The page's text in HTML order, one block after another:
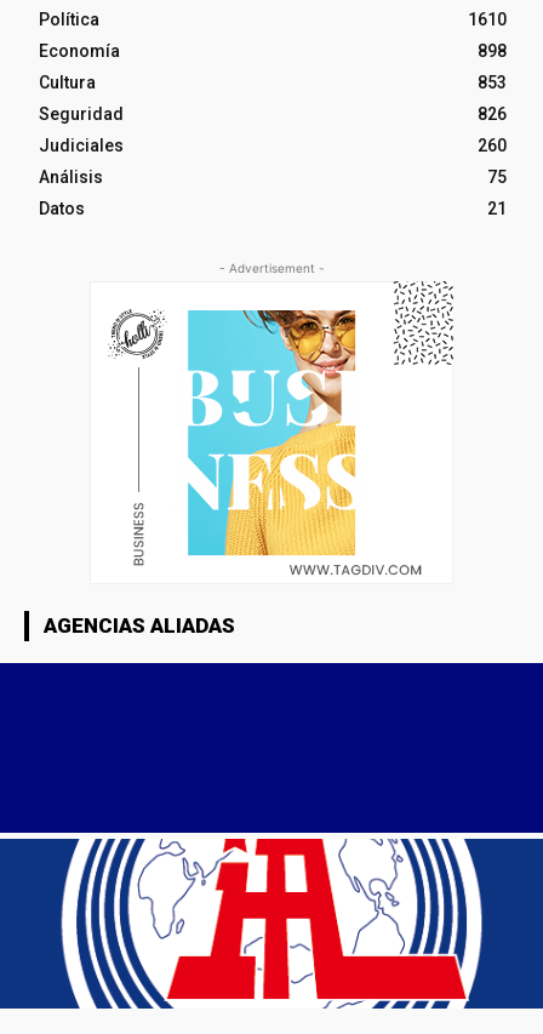
Política
1610
Economía
898
Cultura
853
Seguridad
826
Judiciales
260
Análisis
75
Datos
21
- Advertisement -
AGENCIAS ALIADAS